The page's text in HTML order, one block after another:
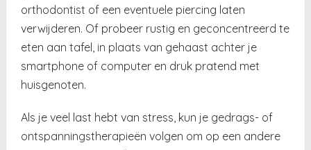
orthodontist of een eventuele piercing laten
verwijderen. Of probeer rustig en geconcentreerd te
eten aan tafel, in plaats van gehaast achter je
smartphone of computer en druk pratend met
huisgenoten.
Als je veel last hebt van stress, kun je gedrags- of
ontspanningstherapieën volgen om op een andere